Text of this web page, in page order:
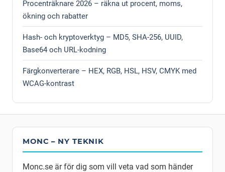
Procenträknare 2026 – räkna ut procent, moms,
ökning och rabatter
Hash- och kryptoverktyg – MD5, SHA-256, UUID,
Base64 och URL-kodning
Färgkonverterare – HEX, RGB, HSL, HSV, CMYK med
WCAG-kontrast
MONC – NY TEKNIK
Monc.se är för dig som vill veta vad som händer